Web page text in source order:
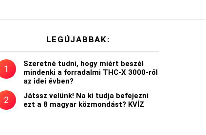
LEGÚJABBAK:
Szeretné tudni, hogy miért beszél
mindenki a forradalmi THC-X 3000-ről
az idei évben?
Játssz velünk! Na ki tudja befejezni
ezt a 8 magyar közmondást? KVÍZ